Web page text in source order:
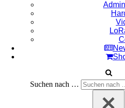
Suchen nach …